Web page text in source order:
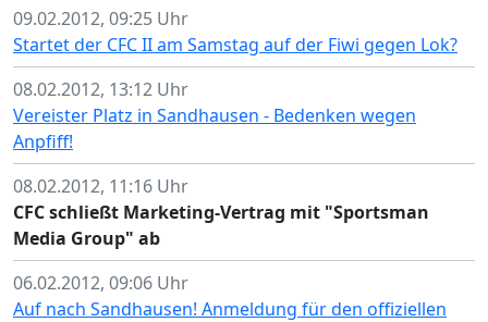
09.02.2012, 09:25 Uhr
Startet der CFC II am Samstag auf der Fiwi gegen Lok?
08.02.2012, 13:12 Uhr
Vereister Platz in Sandhausen - Bedenken wegen
Anpfiff!
08.02.2012, 11:16 Uhr
CFC schließt Marketing-Vertrag mit "Sportsman
Media Group" ab
06.02.2012, 09:06 Uhr
Auf nach Sandhausen! Anmeldung für den offiziellen